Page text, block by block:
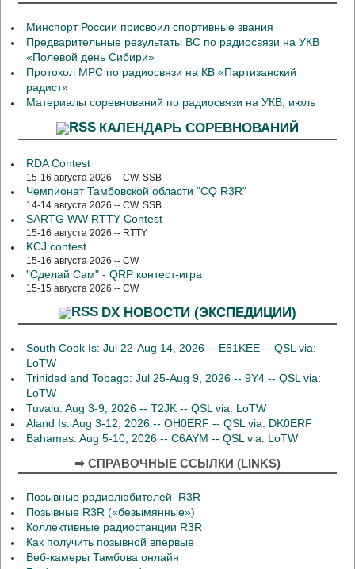
Минспорт России присвоил спортивные звания
Предварительные результаты ВС по радиосвязи на УКВ
«Полевой день Сибири»
Протокол МРС по радиосвязи на КВ «Партизанский
радист»
Материалы соревнований по радиосвязи на УКВ, июль
КАЛЕНДАРЬ СОРЕВНОВАНИЙ
RDA Contest
15-16 августа 2026 -- CW, SSB
Чемпионат Тамбовской области "CQ R3R"
14-14 августа 2026 -- CW, SSB
SARTG WW RTTY Contest
15-16 августа 2026 -- RTTY
KCJ contest
15-16 августа 2026 -- CW
"Сделай Сам" - QRP контест-игра
15-15 августа 2026 -- CW
DX НОВОСТИ (ЭКСПЕДИЦИИ)
South Cook Is: Jul 22-Aug 14, 2026 -- E51KEE -- QSL via:
LoTW
Trinidad and Tobago: Jul 25-Aug 9, 2026 -- 9Y4 -- QSL via:
LoTW
Tuvalu: Aug 3-9, 2026 -- T2JK -- QSL via: LoTW
Aland Is: Aug 3-12, 2026 -- OH0ERF -- QSL via: DK0ERF
Bahamas: Aug 5-10, 2026 -- C6AYM -- QSL via: LoTW
➡ СПРАВОЧНЫЕ ССЫЛКИ (LINKS)
Позывные радиолюбителей R3R
Позывные R3R («безымянные»)
Коллективные радиостанции R3R
Как получить позывной впервые
Веб-камеры Тамбова онлайн